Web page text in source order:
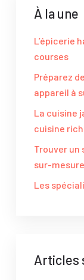
À la une
L’épicerie
courses
Préparez
appareil à
La cuisine
cuisine
Trouver un
sur-mesure
Les
Articles